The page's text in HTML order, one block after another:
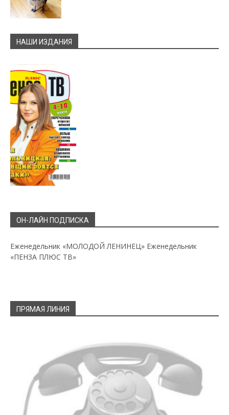
НАШИ ИЗДАНИЯ
ОН-ЛАЙН ПОДПИСКА
Еженедельник «МОЛОДОЙ ЛЕНИНЕЦ» Еженедельник
«ПЕНЗА ПЛЮС ТВ»
ПРЯМАЯ ЛИНИЯ